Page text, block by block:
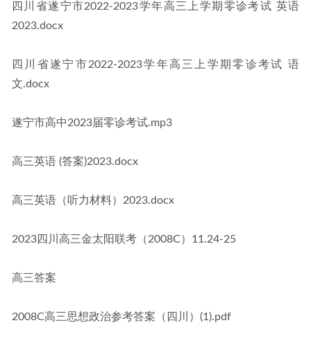
四川省遂宁市2022-2023学年高三上学期零诊考试 英语
2023.docx
四川省遂宁市2022-2023学年高三上学期零诊考试 语
文.docx
遂宁市高中2023届零诊考试.mp3
高三英语 (答案)2023.docx
高三英语（听力材料）2023.docx
2023四川高三金太阳联考（2008C）11.24-25
高三答案
2008C高三思想政治参考答案（四川）(1).pdf